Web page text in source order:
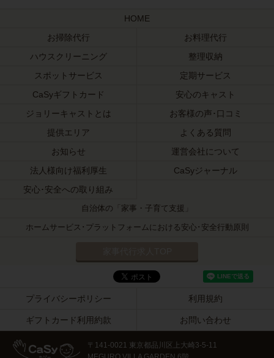
HOME
お掃除代行
お料理代行
ハウスクリーニング
整理収納
スポットサービス
定期サービス
CaSyギフトカード
安心のキャスト
ジョリーキャストとは
お客様の声･口コミ
提供エリア
よくある質問
お知らせ
運営会社について
法人様向け福利厚生
CaSyジャーナル
安心･安全への取り組み
自治体の「家事・子育て支援」
ホームサービス･プラットフォームにおける安心･安全行動原則
プライバシーポリシー 利用規約
ギフトカード利用約款 お問い合わせ
〒141-0021 東京都品川区上大崎3-5-11